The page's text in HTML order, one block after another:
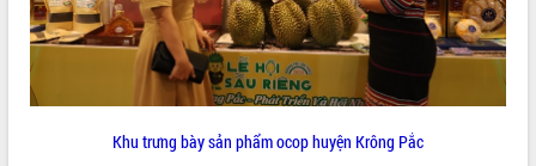
Đắk Lắk”
Tăng cường giám sát, đôn đốc thực
hiện nhiệm vụ quản lý tài sản công
hàng tuần
công tác cải cách thủ tục hành chính
Khu trưng bày sản phẩm ocop huyện Krông Pắc